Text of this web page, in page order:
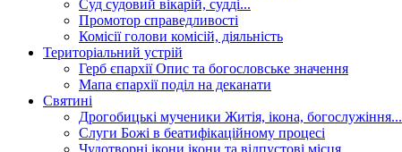
Суд судовий вікарій, судді...
Промотор справедливості
Комісіїголови комісій, діяльність
Територіальний устрій
Герб єпархіїОпис та богословське значення
Мапа єпархіїподіл на деканати
Святині
Дрогобицькі мученики Житія, ікона, богослужіння...
Слуги Божі в беатифікаційному процесі
Чудотворні ікони ікони та відпустові місця